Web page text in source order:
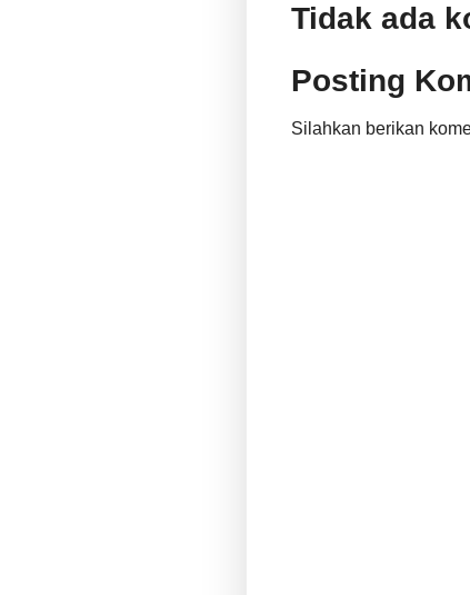
Tidak ada
Posting
Silahkan berikan